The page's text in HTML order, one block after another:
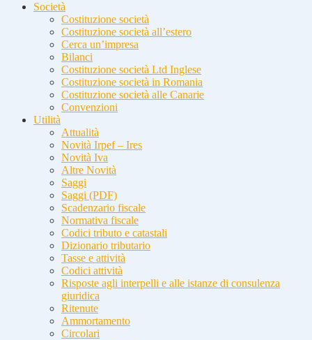
Società
Costituzione società
Costituzione società all’estero
Cerca un’impresa
Bilanci
Costituzione società Ltd Inglese
Costituzione società in Romania
Costituzione società alle Canarie
Convenzioni
Utilità
Attualità
Novità Irpef – Ires
Novità Iva
Altre Novità
Saggi
Saggi (PDF)
Scadenzario fiscale
Normativa fiscale
Codici tributo e catastali
Dizionario tributario
Tasse e attività
Codici attività
Risposte agli interpelli e alle istanze di consulenza
giuridica
Ritenute
Ammortamento
Circolari